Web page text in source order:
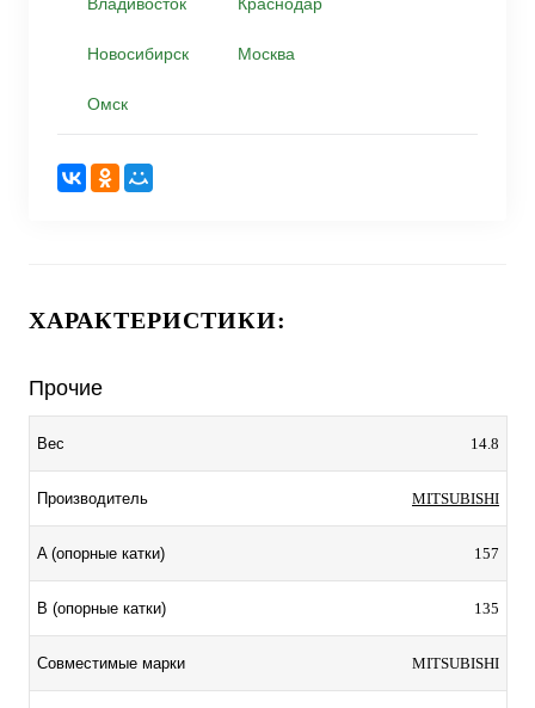
Новосибирск Москва
Омск
ХАРАКТЕРИСТИКИ:
Прочие
Вес 14.8
Производитель MITSUBISHI
A (опорные катки) 157
B (опорные катки) 135
Совместимые марки MITSUBISHI